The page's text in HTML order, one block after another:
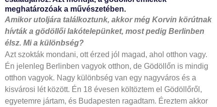
meghatározóak a művészetében.
Amikor utoljára találkoztunk, akkor még Korvin körútnak
hívták a gödöllői lakótelepünket, most pedig Berlinben
élsz. Mi a különbség?
Azt szokták mondani, ott érzed jól magad, ahol otthon vagy.
Én jelenleg Berlinben vagyok otthon, de Gödöllőn is mindig
otthon vagyok. Nagy különbség van egy nagyváros és a
kisvárosi lét között. Én 18 évesen költöztem el Gödöllőről,
egyetemre jártam, és Budapesten ragadtam. Éreztem akkor